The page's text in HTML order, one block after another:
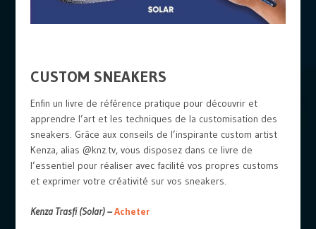
CUSTOM SNEAKERS
Enfin un livre de référence pratique pour découvrir et
apprendre l’art et les techniques de la customisation des
sneakers. Grâce aux conseils de l’inspirante custom artist
Kenza, alias @knz.tv, vous disposez dans ce livre de
l’essentiel pour réaliser avec facilité vos propres customs
et exprimer votre créativité sur vos sneakers.
Kenza Trasfi (Solar) – Acheter